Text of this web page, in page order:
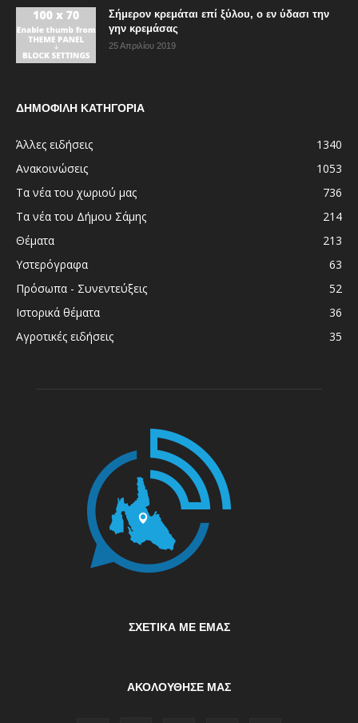
Σήμερον κρεμάται επί ξύλου, ο εν ύδασι την
γην κρεμάσας
25 Απριλίου 2019
ΔΗΜΟΦΙΛΗ ΚΑΤΗΓΟΡΙΑ
Άλλες ειδήσεις
1340
Ανακοινώσεις
1053
Τα νέα του χωριού μας
736
Τα νέα του Δήμου Σάμης
214
Θέματα
213
Υστερόγραφα
63
Πρόσωπα - Συνεντεύξεις
52
Ιστορικά θέματα
36
Αγροτικές ειδήσεις
35
ΣΧΕΤΙΚΆ ΜΕ ΕΜΆΣ
ΑΚΟΛΟΥΘΗΣΕ ΜΑΣ